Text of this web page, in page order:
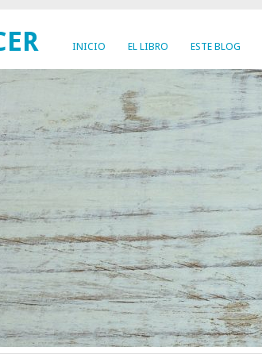
INICIO EL LIBRO ESTE BLOG